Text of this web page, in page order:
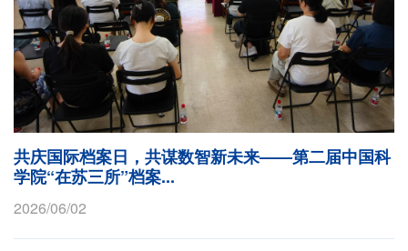
共庆国际档案日，共谋数智新未来——第二届中国科
学院“在苏三所”档案...
2026/06/02